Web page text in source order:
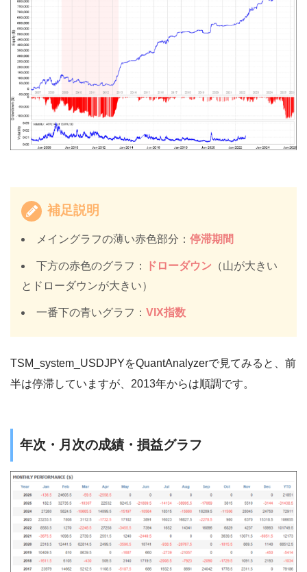
補足説明
メイングラフの薄い赤色部分： 停滞期間
下方の赤色のグラフ： ドローダウン （山が大きい
とドローダウンが大きい）
一番下の青いグラフ： VIX指数
TSM_system_USDJPYをQuantAnalyzerで見てみると、前
半は停滞していますが、2013年からは順調です。
年次・月次の成績・損益グラフ